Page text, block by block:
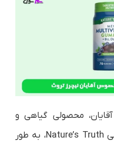
محصولی گیاهی و
خوش‌طعم از برند آمریکایی Nature’s Truth، به طور